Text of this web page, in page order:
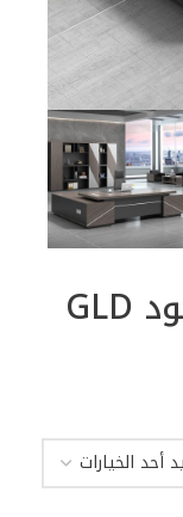
مكتب مدير مودرن كود GLD